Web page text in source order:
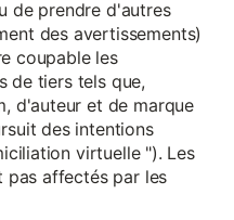
de prendre d'autres
des avertissements)
coupable les
de tiers tels que,
d'auteur et de marque
des intentions
virtuelle "). Les
pas affectés par les